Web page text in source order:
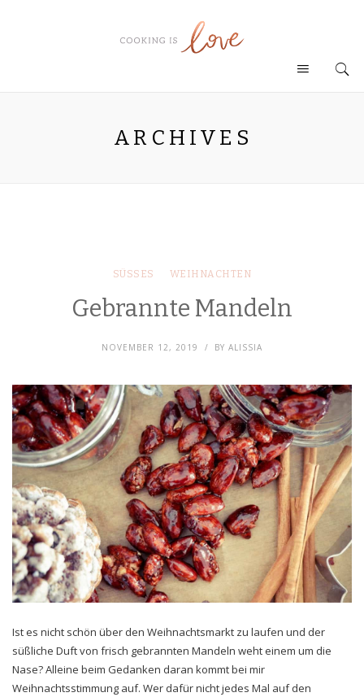
ARCHIVES
SÜSSES WEIHNACHTEN
Gebrannte Mandeln
NOVEMBER 12, 2019 BY ALISSIA
Ist es nicht schön über den Weihnachtsmarkt zu laufen und der
süßliche Duft von frisch gebrannten Mandeln weht einem um die
Nase? Alleine beim Gedanken daran kommt bei mir
Weihnachtsstimmung auf. Wer dafür nicht jedes Mal auf den